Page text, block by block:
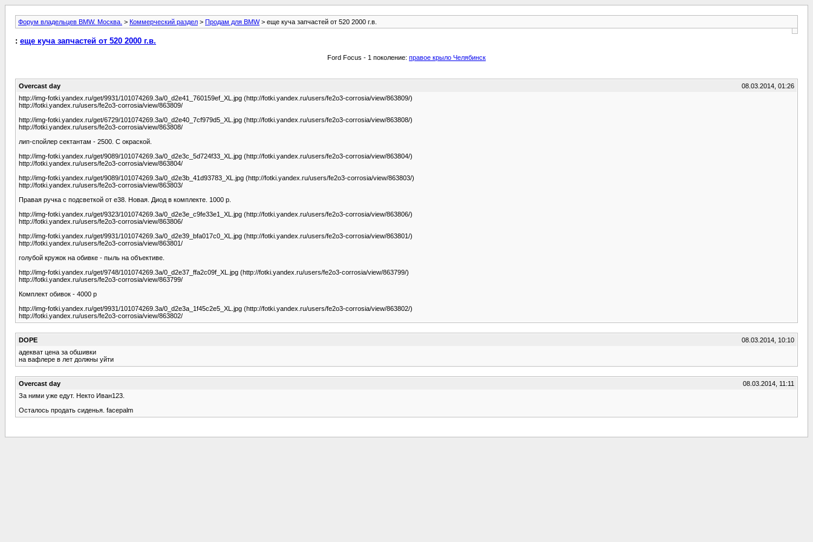
Форум владельцев BMW. Москва. > Коммерческий раздел > Продам для BMW> еще куча запчастей от 520 2000 г.в.
: еще куча запчастей от 520 2000 г.в.
Ford Focus - 1 поколение: правое крыло Челябинск
Overcast day
08.03.2014, 01:26
http://img-fotki.yandex.ru/get/9931/101074269.3a/0_d2e41_760159ef_XL.jpg (http://fotki.yandex.ru/users/fe2o3-corrosia/view/863809/)
http://fotki.yandex.ru/users/fe2o3-corrosia/view/863809/
http://img-fotki.yandex.ru/get/6729/101074269.3a/0_d2e40_7cf979d5_XL.jpg (http://fotki.yandex.ru/users/fe2o3-corrosia/view/863808/)
http://fotki.yandex.ru/users/fe2o3-corrosia/view/863808/
лип-спойлер сектантам - 2500. С окраской.
http://img-fotki.yandex.ru/get/9089/101074269.3a/0_d2e3c_5d724f33_XL.jpg (http://fotki.yandex.ru/users/fe2o3-corrosia/view/863804/)
http://fotki.yandex.ru/users/fe2o3-corrosia/view/863804/
http://img-fotki.yandex.ru/get/9089/101074269.3a/0_d2e3b_41d93783_XL.jpg (http://fotki.yandex.ru/users/fe2o3-corrosia/view/863803/)
http://fotki.yandex.ru/users/fe2o3-corrosia/view/863803/
Правая ручка с подсветкой от е38. Новая. Диод в комплекте. 1000 р.
http://img-fotki.yandex.ru/get/9323/101074269.3a/0_d2e3e_c9fe33e1_XL.jpg (http://fotki.yandex.ru/users/fe2o3-corrosia/view/863806/)
http://fotki.yandex.ru/users/fe2o3-corrosia/view/863806/
http://img-fotki.yandex.ru/get/9931/101074269.3a/0_d2e39_bfa017c0_XL.jpg (http://fotki.yandex.ru/users/fe2o3-corrosia/view/863801/)
http://fotki.yandex.ru/users/fe2o3-corrosia/view/863801/
голубой кружок на обивке - пыль на объективе.
http://img-fotki.yandex.ru/get/9748/101074269.3a/0_d2e37_ffa2c09f_XL.jpg (http://fotki.yandex.ru/users/fe2o3-corrosia/view/863799/)
http://fotki.yandex.ru/users/fe2o3-corrosia/view/863799/
Комплект обивок - 4000 р
http://img-fotki.yandex.ru/get/9931/101074269.3a/0_d2e3a_1f45c2e5_XL.jpg (http://fotki.yandex.ru/users/fe2o3-corrosia/view/863802/)
http://fotki.yandex.ru/users/fe2o3-corrosia/view/863802/
DOPE
08.03.2014, 10:10
адекват цена за обшивки
на вафлере в лет должны уйти
Overcast day
08.03.2014, 11:11
За ними уже едут. Некто Иван123.
Осталось продать сиденья. facepalm